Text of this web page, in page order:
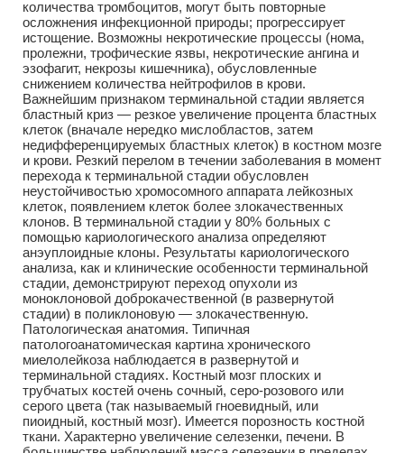
количества тромбоцитов, могут быть повторные
осложнения инфекционной природы; прогрессирует
истощение. Возможны некротические процессы (нома,
пролежни, трофические язвы, некротические ангина и
эзофагит, некрозы кишечника), обусловленные
снижением количества нейтрофилов в крови.
Важнейшим признаком терминальной стадии является
бластный криз — резкое увеличение процента бластных
клеток (вначале нередко мислобластов, затем
недифференцируемых бластных клеток) в костном мозге
и крови. Резкий перелом в течении заболевания в момент
перехода к терминальной стадии обусловлен
неустойчивостью хромосомного аппарата лейкозных
клеток, появлением клеток более злокачественных
клонов. В терминальной стадии у 80% больных с
помощью кариологического анализа определяют
анэуплоидные клоны. Результаты кариологического
анализа, как и клинические особенности терминальной
стадии, демонстрируют переход опухоли из
моноклоновой доброкачественной (в развернутой
стадии) в поликлоновую — злокачественную.
Патологическая анатомия. Типичная
патологоанатомическая картина хронического
миелолейкоза наблюдается в развернутой и
терминальной стадиях. Костный мозг плоских и
трубчатых костей очень сочный, серо-розового или
серого цвета (так называемый гноевидный, или
пиоидный, костный мозг). Имеется порозность костной
ткани. Характерно увеличение селезенки, печени. В